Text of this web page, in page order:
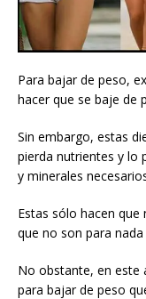
Para bajar de peso,
hacer que se baje de
Sin embargo, estas
pierda nutrientes y lo
y minerales
Estas sólo hacen
que no son para
No obstante, en este
para bajar de peso